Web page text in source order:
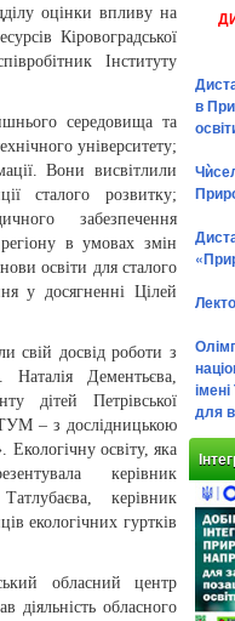
оцінки впливу на
Кіровоградської
Інституту
середовища та
університету;
Вони висвітлили
сталого розвитку;
забезпечення
регіону в умовах змін
освіти для сталого
у досягненні Цілей
свій досвід роботи з
Наталія Дементьєва,
дітей Петрівської
– з дослідницькою
Екологічну освіту, яка
керівник
керівник
екологічних гуртків
обласний центр
діяльність обласного
в
для